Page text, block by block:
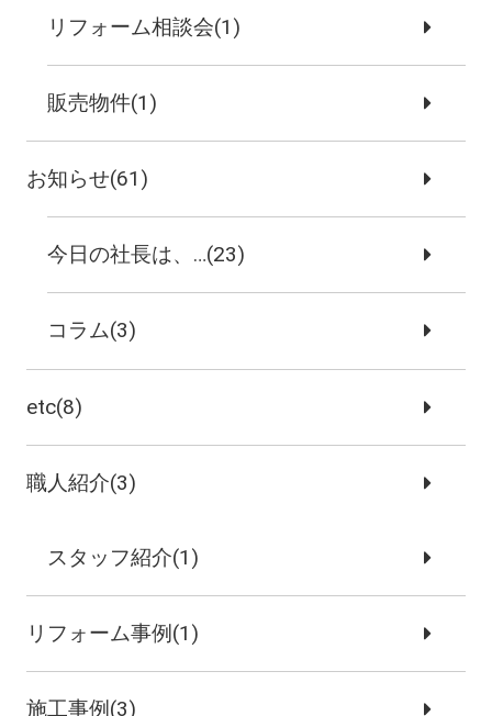
リフォーム相談会(1)
販売物件(1)
お知らせ(61)
今日の社長は、…(23)
コラム(3)
etc(8)
職人紹介(3)
スタッフ紹介(1)
リフォーム事例(1)
施工事例(3)